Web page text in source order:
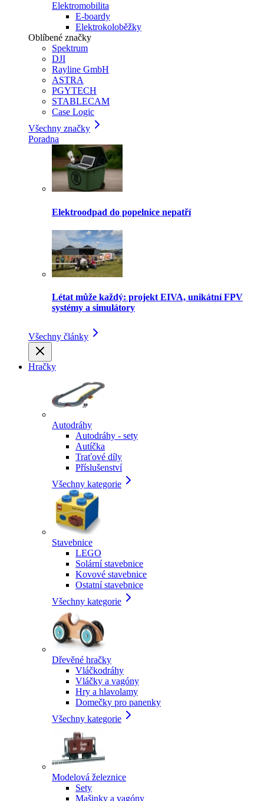
Elektromobilita
E-boardy
Elektrokoloběžky
Oblíbené značky
Spektrum
DJI
Rayline GmbH
ASTRA
PGYTECH
STABLECAM
Case Logic
Všechny značky
Poradna
Elektroodpad do popelnice nepatří
Létat může každý: projekt EIVA, unikátní FPV
systémy a simulátory
Všechny články
Hračky
Autodráhy
Autodráhy - sety
Autíčka
Traťové díly
Příslušenství
Všechny kategorie
Stavebnice
LEGO
Solární stavebnice
Kovové stavebnice
Ostatní stavebnice
Všechny kategorie
Dřevěné hračky
Vláčkodráhy
Vláčky a vagóny
Hry a hlavolamy
Domečky pro panenky
Všechny kategorie
Modelová železnice
Sety
Mašinky a vagóny